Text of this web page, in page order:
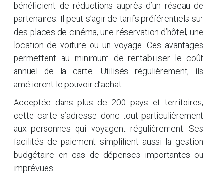
bénéficient de réductions auprès d’un réseau de
partenaires. Il peut s’agir de tarifs préférentiels sur
des places de cinéma, une réservation d’hôtel, une
location de voiture ou un voyage. Ces avantages
permettent au minimum de rentabiliser le coût
annuel de la carte. Utilisés régulièrement, ils
améliorent le pouvoir d’achat.
Acceptée dans plus de 200 pays et territoires,
cette carte s’adresse donc tout particulièrement
aux personnes qui voyagent régulièrement. Ses
facilités de paiement simplifient aussi la gestion
budgétaire en cas de dépenses importantes ou
imprévues.